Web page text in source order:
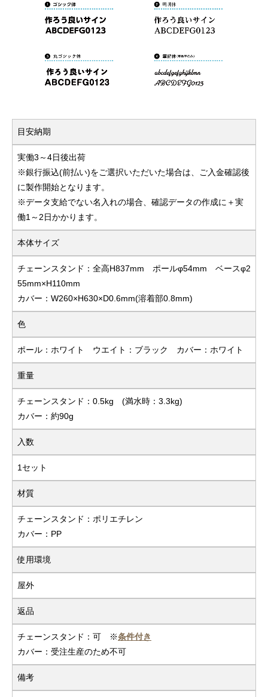
目安納期
実働3～4日後出荷
※銀行振込(前払い)をご選択いただいた場合は、ご入金確認後
に製作開始となります。
※データ支給でない名入れの場合、確認データの作成に＋実
働1～2日かかります。
本体サイズ
チェーンスタンド：全高H837mm ポールφ54mm ベースφ2
55mm×H110mm
カバー：W260×H630×D0.6mm(溶着部0.8mm)
色
ポール：ホワイト ウエイト：ブラック カバー：ホワイト
重量
チェーンスタンド：0.5kg (満水時：3.3kg)
カバー：約90g
入数
1セット
材質
チェーンスタンド：ポリエチレン
カバー：PP
使用環境
屋外
返品
チェーンスタンド：可 ※条件付き
カバー：受注生産のため不可
備考